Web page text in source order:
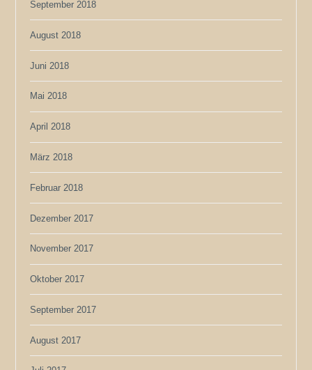
September 2018
August 2018
Juni 2018
Mai 2018
April 2018
März 2018
Februar 2018
Dezember 2017
November 2017
Oktober 2017
September 2017
August 2017